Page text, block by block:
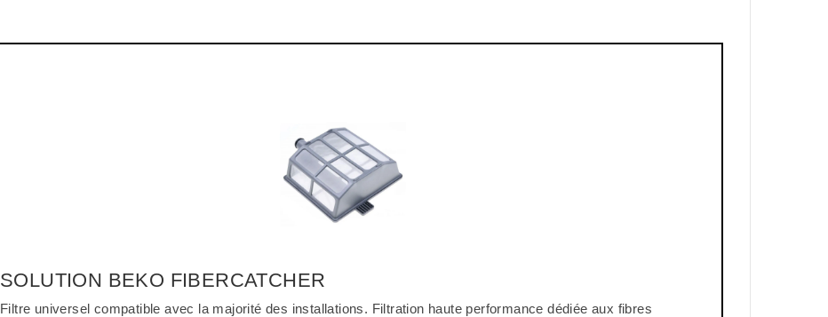
SOLUTION BEKO FIBERCATCHER
Filtre universel compatible avec la majorité des installations. Filtration haute performance dédiée aux fibres